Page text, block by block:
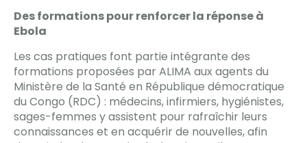
Des formations pour renforcer la réponse à
Ebola
Les cas pratiques font partie intégrante des
formations proposées par ALIMA aux agents du
Ministère de la Santé en République démocratique
du Congo (RDC) : médecins, infirmiers, hygiénistes,
sages-femmes y assistent pour rafraîchir leurs
connaissances et en acquérir de nouvelles, afin